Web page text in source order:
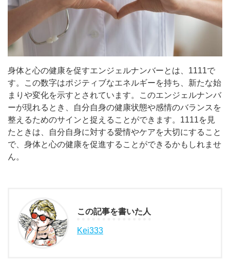
身体と心の健康を促すエンジェルナンバーとは、1111で
す。この数字はポジティブなエネルギーを持ち、新たな始
まりや変化を示すとされています。このエンジェルナンバ
ーが現れるとき、自分自身の健康状態や感情のバランスを
整えるためのサインと捉えることができます。1111を見
たときは、自分自身に対する愛情やケアを大切にすること
で、身体と心の健康を促進することができるかもしれませ
ん。
この記事を書いた人
Kei333